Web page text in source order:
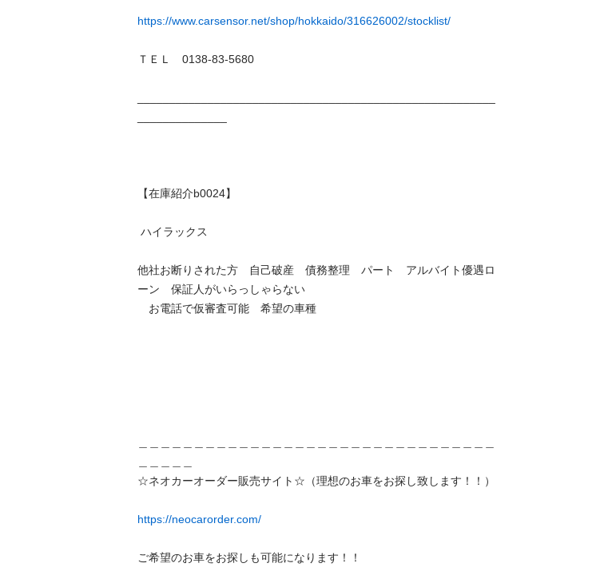
https://www.carsensor.net/shop/hokkaido/316626002/stocklist/
ＴＥＬ　0138-83-5680
【在庫紹介b0024】
他社お断りされた方　自己破産　債務整理　パート　アルバイト優遇ロ
ーン　保証人がいらっしゃらない
お電話で仮審査可能　希望の車種
☆ネオカーオーダー販売サイト☆（理想のお車をお探し致します！！）
https://neocarorder.com/
ご希望のお車をお探しも可能になります！！